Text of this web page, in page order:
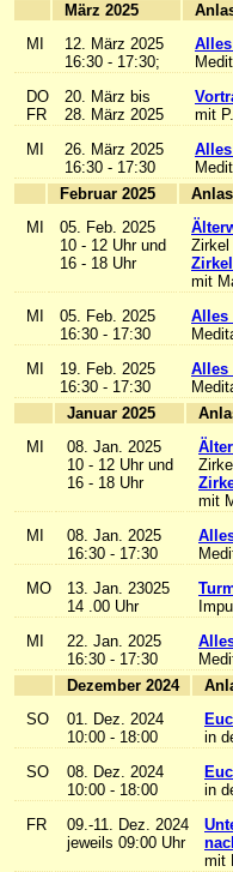
März 2025
MI
12. März 2025
16:30 - 17:30;
DO
FR
20. März bis
28. März 2025
mit
MI
26. März 2025
16:30 - 17:30
Februar 2025
MI
05. Feb. 2025
10 - 12 Uhr und
16 - 18 Uhr
Zirkel
mit
MI
05. Feb. 2025
16:30 - 17:30
Alles
MI
19. Feb. 2025
16:30 - 17:30
Alles
Januar 2025
MI
08. Jan. 2025
10 - 12 Uhr und
16 - 18 Uhr
mit
MI
08. Jan. 2025
16:30 - 17:30
MO
13. Jan. 23025
14 .00 Uhr
MI
22. Jan. 2025
16:30 - 17:30
Dezember 2024
SO
01. Dez. 2024
10:00 - 18:00
in
SO
08. Dez. 2024
10:00 - 18:00
in
FR
09.-11. Dez. 2024
jeweils 09:00 Uhr
mit